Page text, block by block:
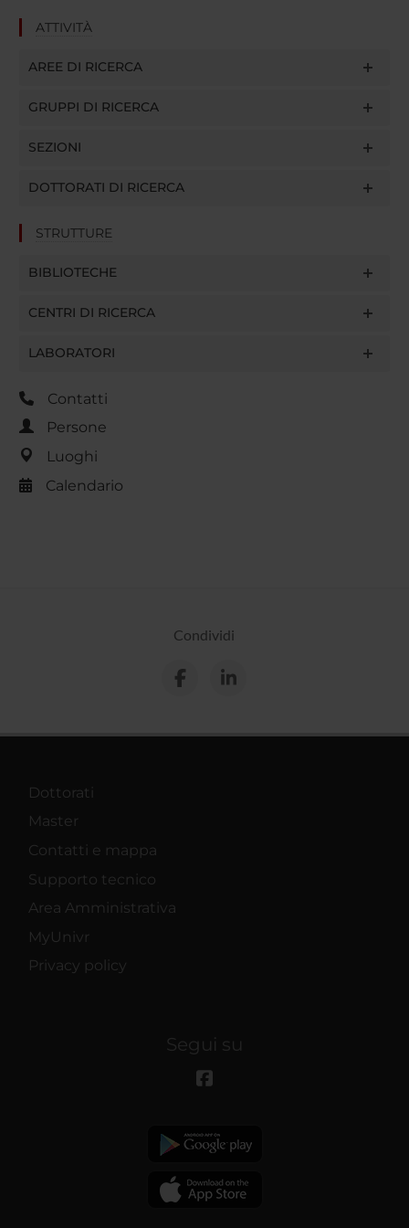
ATTIVITÀ
AREE DI RICERCA
GRUPPI DI RICERCA
SEZIONI
DOTTORATI DI RICERCA
STRUTTURE
BIBLIOTECHE
CENTRI DI RICERCA
LABORATORI
Contatti
Persone
Luoghi
Calendario
Condividi
Dottorati
Master
Contatti e mappa
Supporto tecnico
Area Amministrativa
MyUnivr
Privacy policy
Segui su